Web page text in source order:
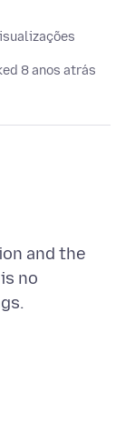
8 anos atrás
and the
no